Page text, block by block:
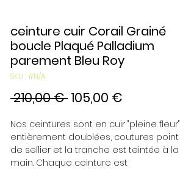
ceinture cuir Corail Grainé
boucle Plaqué Palladium
parement Bleu Roy
SKU : #N/A
210,00 € Prix
105,00 €
Nos ceintures sont en cuir "pleine fleur"
entièrement doublées, coutures point
de sellier et la tranche est teintée à la
main. Chaque ceinture est